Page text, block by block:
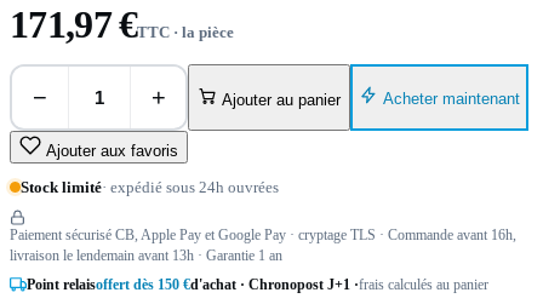
171,97 €TTC · la pièce
− + Ajouter au panier Acheter maintenant
Ajouter aux favoris
Stock limité· expédié sous 24h ouvrées
Paiement sécurisé CB, Apple Pay et Google Pay · cryptage TLS · Commande avant 16h,
livraison le lendemain avant 13h · Garantie 1 an
Point relaisoffert dès 150 €d'achat · Chronopost J+1 ·frais calculés au panier